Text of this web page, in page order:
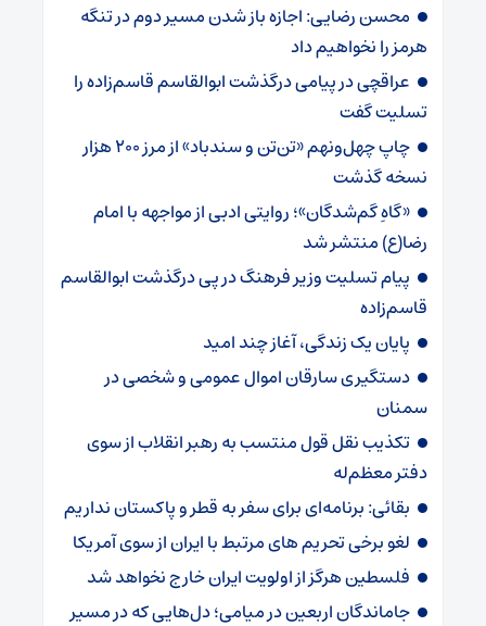
محسن رضایی: اجازه باز شدن مسیر دوم در تنگه
هرمز را نخواهیم داد
عراقچی در پیامی درگذشت ابوالقاسم قاسم‌زاده را
تسلیت گفت
چاپ چهل‌ونهم «تن‌تن و سندباد» از مرز ۲۰۰ هزار
نسخه گذشت
«گاهِ گم‌شدگان»؛ روایتی ادبی از مواجهه با امام
رضا(ع) منتشر شد
پیام تسلیت وزیر فرهنگ در پی درگذشت ابوالقاسم
قاسم‌زاده
پایان یک زندگی، آغاز چند امید
دستگیری سارقان اموال عمومی و شخصی در
سمنان
تکذیب نقل قول منتسب به رهبر انقلاب از سوی
دفتر معظم‌له
بقائی: برنامه‌ای برای سفر به قطر و پاکستان نداریم
لغو برخی تحریم های مرتبط با ایران از سوی آمریکا
فلسطین هرگز از اولویت ایران خارج نخواهد شد
جاماندگان اربعین در میامی؛ دل‌هایی که در مسیر